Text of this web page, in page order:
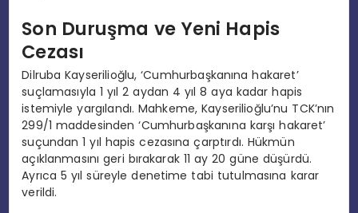
Son Duruşma ve Yeni Hapis
Cezası
Dilruba Kayserilioğlu, ‘Cumhurbaşkanına hakaret’
suçlamasıyla 1 yıl 2 aydan 4 yıl 8 aya kadar hapis
istemiyle yargılandı. Mahkeme, Kayserilioğlu’nu TCK’nın
299/1 maddesinden ‘Cumhurbaşkanına karşı hakaret’
suçundan 1 yıl hapis cezasına çarptırdı. Hükmün
açıklanmasını geri bırakarak 11 ay 20 güne düşürdü.
Ayrıca 5 yıl süreyle denetime tabi tutulmasına karar
verildi.